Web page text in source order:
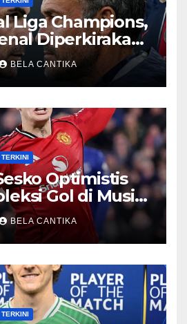
Liga Champions,
Diperkirakan
BELA CANTIKA
TERKINI
Optimistis
Gol di Musim
BELA CANTIKA
TERKINI